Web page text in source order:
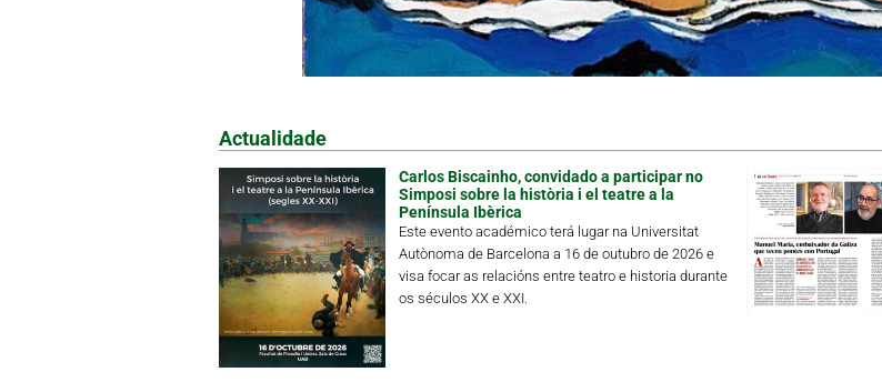
Actualidade
Carlos Biscainho, convidado a participar no
Simposi sobre la història i el teatre a la
Península Ibèrica
Este evento académico terá lugar na Universitat
Autònoma de Barcelona a 16 de outubro de 2026 e
visa focar as relacións entre teatro e historia durante
os séculos XX e XXI.